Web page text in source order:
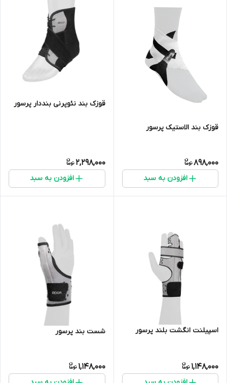
قوزک بند الاستیک پرسور
898,000
افزودن به سبد
قوزک بند نئوپرنی بنددار پرسور
2,298,000
افزودن به سبد
اسپیلنت انگشت بلند پرسور
1,148,000
شست بند پرسور
1,148,000